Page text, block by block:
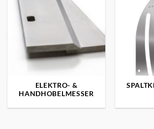
ELEKTRO- &
HANDHOBELMESSER